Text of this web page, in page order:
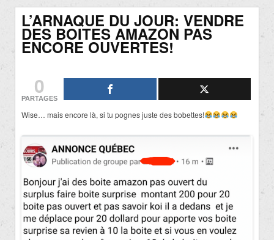
L’ARNAQUE DU JOUR: VENDRE
DES BOITES AMAZON PAS
ENCORE OUVERTES!
0
PARTAGES
Wise… mais encore là, si tu pognes juste des bobettes!